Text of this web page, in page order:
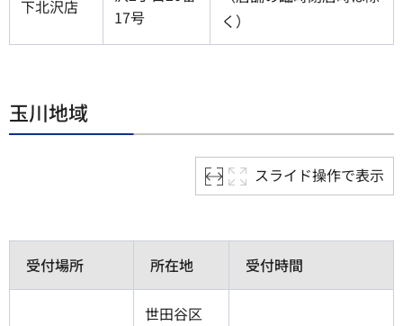
下北沢店
17号
く）
玉川地域
スライド操作で表示
受付場所 所在地 受付時間
世田谷区